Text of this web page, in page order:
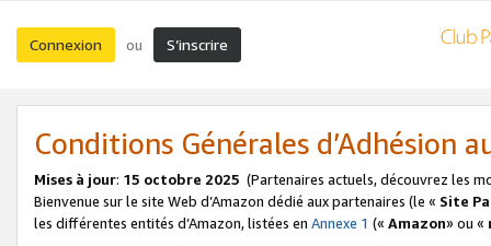
Connexion ou S’inscrire
Conditions Générales d’Adhésion
Mises à jour: 15 octobre 2025 (Partenaires actuels, découvrez les
Bienvenue sur le site Web d’Amazon dédié aux partenaires (le « Site
les différentes entités d’Amazon, listées en Annexe 1 (« Amazon» ou «